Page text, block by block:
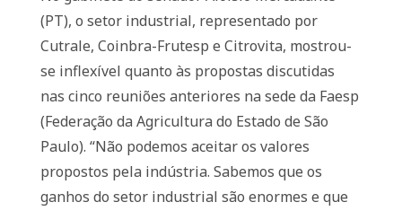
(PT), o setor industrial, representado por
Cutrale, Coinbra-Frutesp e Citrovita, mostrou-
se inflexível quanto às propostas discutidas
nas cinco reuniões anteriores na sede da Faesp
(Federação da Agricultura do Estado de São
Paulo). “Não podemos aceitar os valores
propostos pela indústria. Sabemos que os
ganhos do setor industrial são enormes e que